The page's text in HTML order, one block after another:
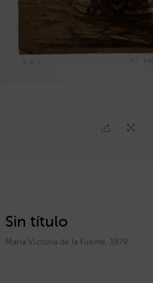
Sin título
María Victoria de la Fuente, 1979